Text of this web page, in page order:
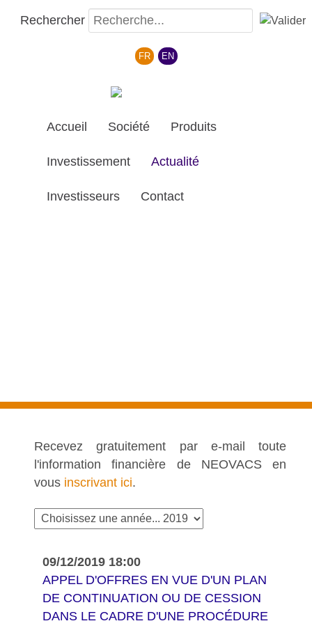
Rechercher
Sélectionnez votre langue
FR EN
Accueil Société Produits
Investissement Actualité
Investisseurs Contact
Recevez gratuitement par e-mail toute
l'information financière de NEOVACS en
vous inscrivant ici.
09/12/2019 18:00
APPEL D'OFFRES EN VUE D'UN PLAN
DE CONTINUATION OU DE CESSION
DANS LE CADRE D'UNE PROCÉDURE